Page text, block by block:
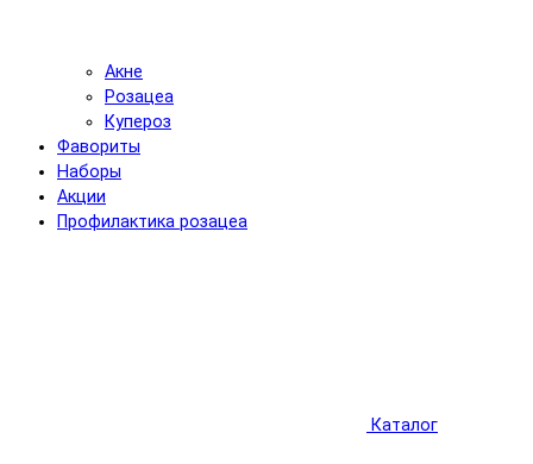
Акне
Розацеа
Купероз
Фавориты
Наборы
Акции
Профилактика розацеа
Каталог